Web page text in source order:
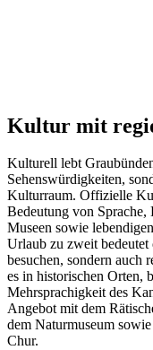
Kultur mit
Kulturell lebt
Sehenswürdigkeiten,
Kulturraum. Offizielle
Bedeutung von
Museen sowie
Urlaub zu zweit
besuchen, sondern auch
es in historischen Orten,
Mehrsprachigkeit des
Angebot mit dem
dem Naturmuseum
Chur.